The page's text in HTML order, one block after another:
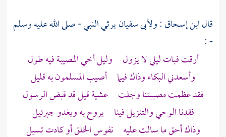
قالابن إسحاق:ولأبي سفيانيرثي النبي - صلى الله عليه وسلم
- :
أرقت فبات ليلي لا يزول وليل أخي المصيبة فيه طول
وأسعدني البكاء وذاك فيما أصيب المسلمون به قليل
فقد عظمت مصيبتنا وجلت عشية قيل قد قبض الرسول
فقدنا الوحي والتنزيل فينا يروح به ويغدوجبرئيل
وذاك أحق ما سالت عليه نفوس الخلق أو كادت تسيل